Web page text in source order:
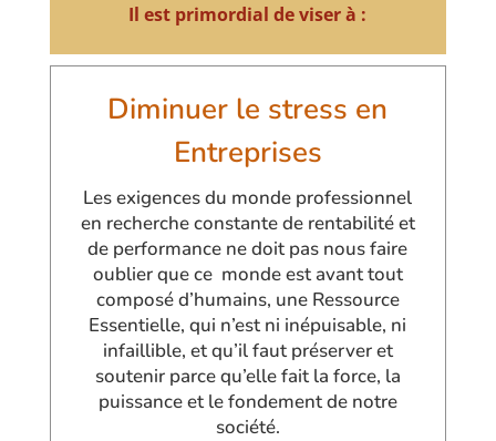
Il est primordial de viser à :
Diminuer le stress en
Entreprises
Les exigences du monde professionnel
en recherche constante de rentabilité et
de performance ne doit pas nous faire
oublier que ce monde est avant tout
composé d’humains, une Ressource
Essentielle, qui n’est ni inépuisable, ni
infaillible, et qu’il faut préserver et
soutenir parce qu’elle fait la force, la
puissance et le fondement de notre
société.